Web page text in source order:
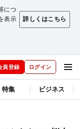
につ
表示
詳しくはこちら
員登録 ログイン
特集 ビジネス